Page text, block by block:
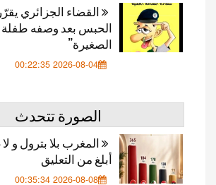
القضاء الجزائري
الحبس بعد وصفه طفلة
الصغيرة”
2026-08-04 00:22:35
الصورة تتحدث
المغرب بلا بترول و
أبلغ من التعليق
2026-08-08 00:35:34